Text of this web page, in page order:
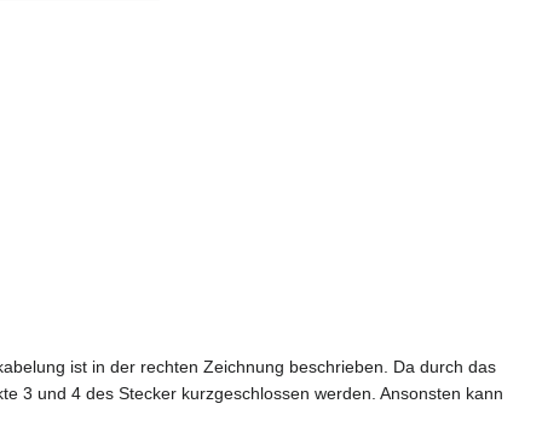
ist in der rechten Zeichnung beschrieben. Da durch das
3 und 4 des Stecker kurzgeschlossen werden. Ansonsten kann